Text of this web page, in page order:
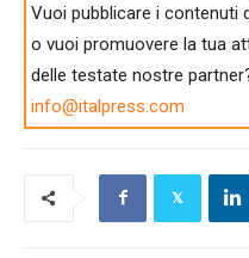
Vuoi pubblicare i contenuti
o vuoi promuovere la tua
delle testate nostre
info@italpress.com